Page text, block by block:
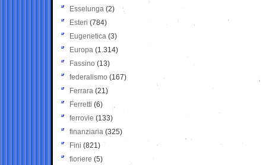
Esselunga (2)
Esteri (784)
Eugenetica (3)
Europa (1.314)
Fassino (13)
federalismo (167)
Ferrara (21)
Ferretti (6)
ferrovie (133)
finanziaria (325)
Fini (821)
fioriere (5)